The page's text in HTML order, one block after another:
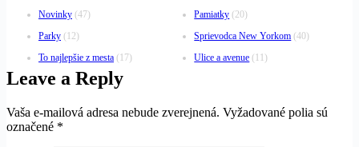
Novinky (47) Pamiatky (20)
Parky (12) Sprievodca New Yorkom (40)
To najlepšie z mesta (17) Ulice a avenue (11)
Leave a Reply
Vaša e-mailová adresa nebude zverejnená. Vyžadované polia sú
označené *